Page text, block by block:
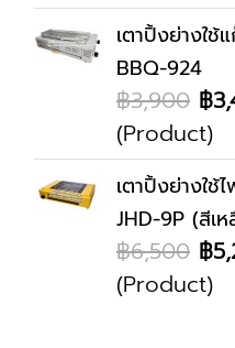
เตาปิ้งย่างใ
BBQ-924
฿3,900 ฿
(Product)
เตาปิ้งย่างใช้
JHD-9P (สีเ
฿6,500 ฿
(Product)